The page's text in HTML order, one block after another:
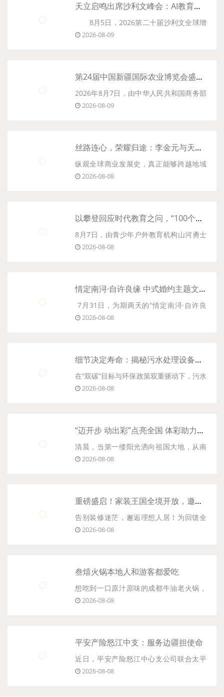
铜精品，系统呈现了“一门双国遗”传承人的
匠心突破，这......
天立启鸣出席沙利文峰会：AI教育不是工具竞赛，是场景深耕
8月5日，2026第二十届沙利文全球增
长、科创与领导力峰会暨第五届新投资大
上，天立国际控股(01773.HK)旗下智慧教
育品牌启鸣达人(下称......
2026-08-09
第24届中国新疆国际农业博览会盛大开幕，全产业链创新成果集中亮相，丝路农业合作平台功能日益凸显
2026年8月7日，由中华人民共和国商务部
批准、乌鲁木齐市人民政府支持、国家5A
会展中心开幕。
本届展会由振威国际会展集团、新疆土壤
2026-08-09
丝路连心，荣耀归途：李金元与天狮的全球人文实践
纵观全球商业发展史，真正能够跨越地域
边界、穿越文化差异的企业家，其价值往
文明之间的“织网者”——他们以商业为纽
带，却不止步于商业......
2026-08-08
以攀登回应时代教育之问，“100个中国校长上雪山”首发团正式出征
8月7日，由青少年户外教育机构山河勇士
与高性能户外品牌PELLIOT联合发起的大型
下正式出征。来自全国14个省市的20位中
小学校长，以及25位......
2026-08-08
情定南浔·自许良缘 中式婚约主题文化之旅圆满落幕
7月31日，为期两天的“情定南浔·自许良
缘”中式婚约主题文化之旅，在江南水乡南
了一场庄严而浪漫的沉浸式婚约仪式——
这场穿越时空的古......
2026-08-08
细节决定寿命：揭秘污水处理设备的“硬核”品质
在“双碳”目标与环保政策双重驱动下，污水
处理行业正经历从单纯的“成本中心”向“价
而一体化污水处理设备凭借其高度集成、
低碳节能的......
2026-08-08
“迈开步 动出彩”点亮全国 体彩助力全民健身日，绘就“体育强国”活力画卷
清晨，当第一缕阳光洒向祖国大地，从南
海之滨到北国边陲，无数个跃动的身影交
诊”到鹤岗冰壶爱好者，从三明千人展演到
天津银龄风采......
2026-08-08
重磅盛启！家装王国全境开放，邀您沉浸式解锁理想家
告别装修迷茫，邂逅理想人居！为回馈全
城市民的长久支持与信赖，家装王国将于
家装服务全面解锁，面向全城市民免费开
放体验，诚挚邀请每一......
2026-08-08
叁熺火锅本地人和游客都爱吃
想吃到一口原汁原味的成都牛油老火锅，
不用扎堆春熙路、太古里网红门店，很多
这家低调火爆的叁熺火锅，长期出现在各
类“成都最好吃的火锅......
2026-08-08
平安产险怒江中支：服务边疆担使命
近日，平安产险怒江中心支公司联合太平
洋产险怒江中心支公司，组织党员代表及
2026-08-08